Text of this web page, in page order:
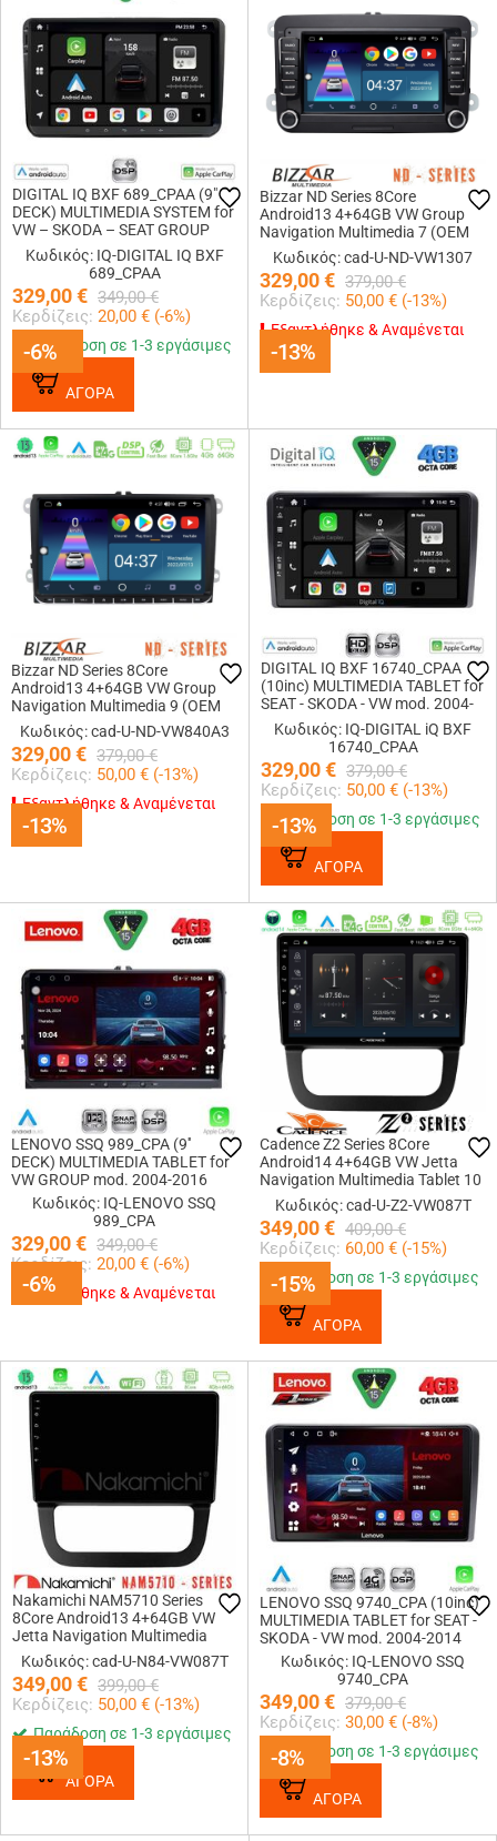
-6%
DIGITAL IQ BXF 689_CPAA (9"
DECK) MULTIMEDIA SYSTEM for
VW – SKODA – SEAT GROUP
mod. 2004-2018
Κωδικός: IQ-DIGITAL IQ BXF
689_CPAA
329,00€ 349,00 €
Κερδίζεις: 20,00 € (-6%)
-6%
Παράδοση σε 1-3 εργάσιμες
ΑΓΟΡΑ
-13%
Bizzar ND Series 8Core
Android13 4+64GB VW Group
Navigation Multimedia 7 (OEM
Style)
Κωδικός: cad-U-ND-VW1307
329,00€ 379,00 €
Κερδίζεις: 50,00 € (-13%)
-13%
Εξαντλήθηκε & Αναμένεται
-13%
Bizzar ND Series 8Core
Android13 4+64GB VW Group
Navigation Multimedia 9 (OEM
Style)
Κωδικός: cad-U-ND-VW840A3
329,00€ 379,00 €
Κερδίζεις: 50,00 € (-13%)
-13%
Εξαντλήθηκε & Αναμένεται
-13%
DIGITAL IQ BXF 16740_CPAA
(10inc) MULTIMEDIA TABLET for
SEAT - SKODA - VW mod. 2004-
2014
Κωδικός: IQ-DIGITAL iQ BXF
16740_CPAA
329,00€ 379,00 €
Κερδίζεις: 50,00 € (-13%)
-13%
Παράδοση σε 1-3 εργάσιμες
ΑΓΟΡΑ
-6%
LENOVO SSQ 989_CPA (9''
DECK) MULTIMEDIA TABLET for
VW GROUP mod. 2004-2016
Κωδικός: IQ-LENOVO SSQ
989_CPA
329,00€ 349,00 €
Κερδίζεις: 20,00 € (-6%)
-6%
Εξαντλήθηκε & Αναμένεται -15%
Cadence Z2 Series 8Core
Android14 4+64GB VW Jetta
Navigation Multimedia Tablet 10
Με Carplay & Android Auto
Κωδικός: cad-U-Z2-VW087T
349,00€ 409,00 €
Κερδίζεις: 60,00 € (-15%)
-15%
Παράδοση σε 1-3 εργάσιμες
ΑΓΟΡΑ
-13%
Nakamichi NAM5710 Series
8Core Android13 4+64GB VW
Jetta Navigation Multimedia
Tablet 10
Κωδικός: cad-U-N84-VW087T
349,00€ 399,00 €
Κερδίζεις: 50,00 € (-13%)
-13%
Παράδοση σε 1-3 εργάσιμες
ΑΓΟΡΑ
-8%
LENOVO SSQ 9740_CPA (10inc)
MULTIMEDIA TABLET for SEAT -
SKODA - VW mod. 2004-2014
Κωδικός: IQ-LENOVO SSQ
9740_CPA
349,00€ 379,00 €
Κερδίζεις: 30,00 € (-8%)
-8%
Παράδοση σε 1-3 εργάσιμες
ΑΓΟΡΑ